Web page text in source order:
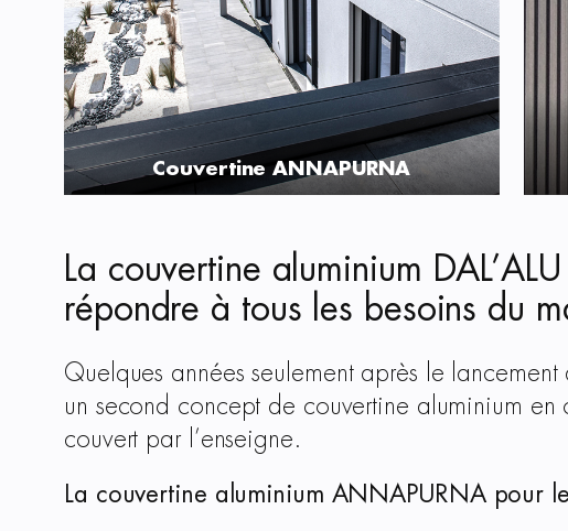
Couvertine ANNAPURNA
La couvertine aluminium
répondre à tous les besoins du
Quelques années seulement après le
un second concept de couvertine aluminium en
couvert par l’enseigne.
La couvertine aluminium ANNAPURNA pour